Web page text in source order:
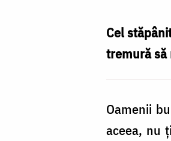
Cel
tremură să
Oamenii
aceea, nu